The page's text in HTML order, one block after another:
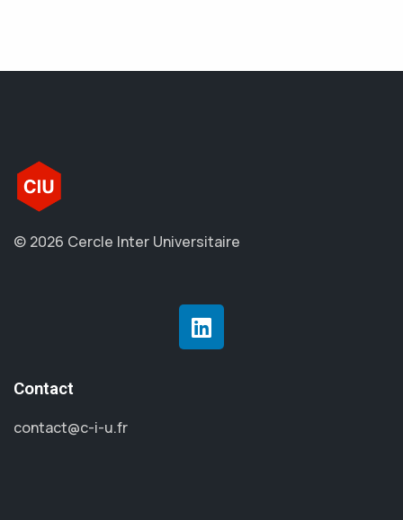
© 2026 Cercle Inter Universitaire
Contact
contact@c-i-u.fr